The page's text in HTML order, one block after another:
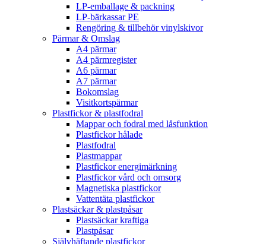
LP-emballage & packning
LP-bärkassar PE
Rengöring & tillbehör vinylskivor
Pärmar & Omslag
A4 pärmar
A4 pärmregister
A6 pärmar
A7 pärmar
Bokomslag
Visitkortspärmar
Plastfickor & plastfodral
Mappar och fodral med låsfunktion
Plastfickor hålade
Plastfodral
Plastmappar
Plastfickor energimärkning
Plastfickor vård och omsorg
Magnetiska plastfickor
Vattentäta plastfickor
Plastsäckar & plastpåsar
Plastsäckar kraftiga
Plastpåsar
Självhäftande plastfickor